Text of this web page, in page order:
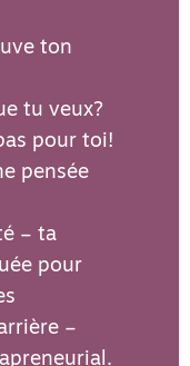
ton
tu veux?
pour toi!
pensée
– ta
pour
–